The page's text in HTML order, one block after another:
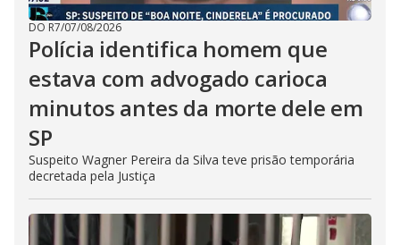
DO R7/07/08/2026
Polícia identifica homem que
estava com advogado carioca
minutos antes da morte dele em
SP
Suspeito Wagner Pereira da Silva teve prisão temporária
decretada pela Justiça